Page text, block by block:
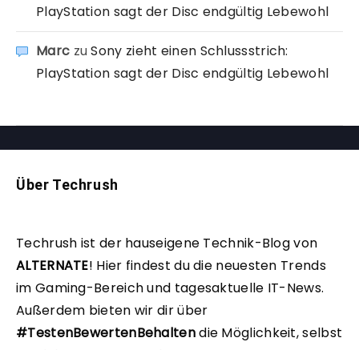
PlayStation sagt der Disc endgültig Lebewohl
Marc zuSony zieht einen Schlussstrich:
PlayStation sagt der Disc endgültig Lebewohl
Über Techrush
Techrush ist der hauseigene Technik-Blog von
ALTERNATE! Hier findest du die neuesten Trends
im Gaming-Bereich und tagesaktuelle IT-News.
Außerdem bieten wir dir über
#TestenBewertenBehaltendie Möglichkeit, selbst